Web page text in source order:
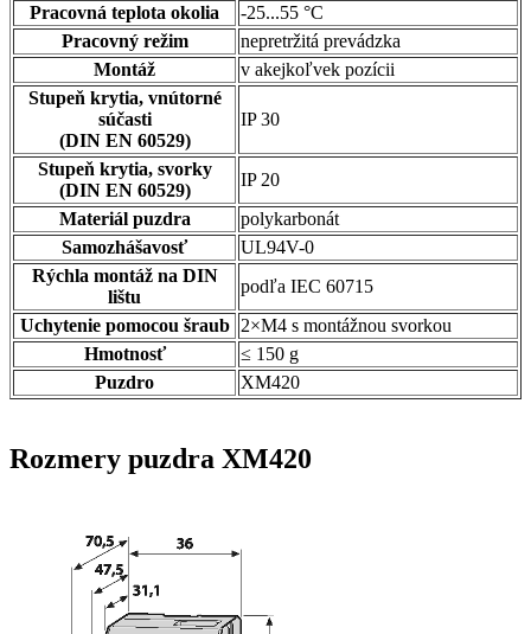
Pracovná teplota okolia
-25...55 °C
Pracovný režim
nepretržitá prevádzka
Montáž
v akejkoľvek pozícii
Stupeň krytia, vnútorné
súčasti
(DIN EN 60529)
IP 30
Stupeň krytia, svorky
(DIN EN 60529)
IP 20
Materiál puzdra
polykarbonát
Samozhášavosť
UL94V-0
Rýchla montáž na DIN
lištu
podľa IEC 60715
Uchytenie pomocou šraub
2×M4 s montážnou svorkou
Hmotnosť
≤ 150 g
Puzdro
XM420
Rozmery puzdra XM420